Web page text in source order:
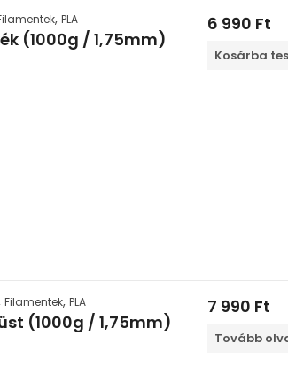
, PLA
(1000g / 1,75mm)
6 990 Ft
Kosárba
Filamentek, PLA
(1000g / 1,75mm)
7 990 Ft
Tovább